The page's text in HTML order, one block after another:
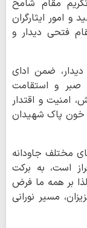
مقام شامخ
و امور ایثارگران
فتحی دیدار و
ضمن ادای
صبر و استقامت
امنیت و اقتدار
خون پاک شهیدان
مختلف جاودانه
است، به برکت
بر همه ما فرض
مسیر نورانی